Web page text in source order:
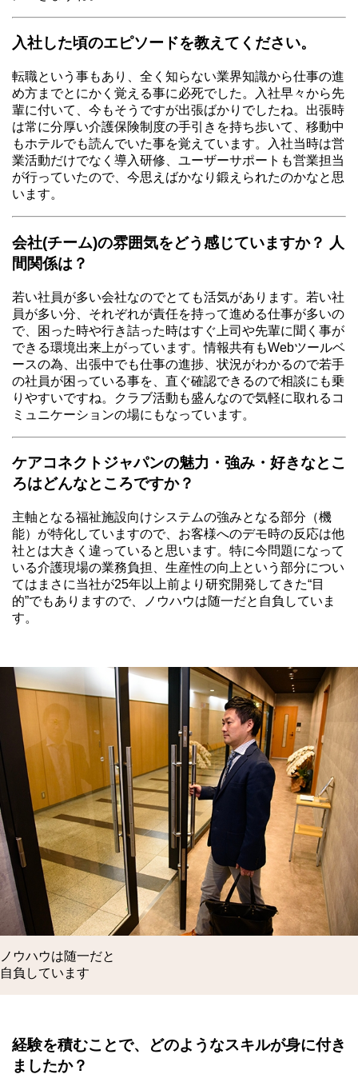
入社した頃のエピソードを教えてください。
転職という事もあり、全く知らない業界知識から仕事の進
め方までとにかく覚える事に必死でした。入社早々から先
輩に付いて、今もそうですが出張ばかりでしたね。出張時
は常に分厚い介護保険制度の手引きを持ち歩いて、移動中
もホテルでも読んでいた事を覚えています。入社当時は営
業活動だけでなく導入研修、ユーザーサポートも営業担当
が行っていたので、今思えばかなり鍛えられたのかなと思
います。
会社(チーム)の雰囲気をどう感じていますか？ 人
間関係は？
若い社員が多い会社なのでとても活気があります。若い社
員が多い分、それぞれが責任を持って進める仕事が多いの
で、困った時や行き詰った時はすぐ上司や先輩に聞く事が
できる環境出来上がっています。情報共有もWebツールベ
ースの為、出張中でも仕事の進捗、状況がわかるので若手
の社員が困っている事を、直ぐ確認できるので相談にも乗
りやすいですね。クラブ活動も盛んなので気軽に取れるコ
ミュニケーションの場にもなっています。
ケアコネクトジャパンの魅力・強み・好きなとこ
ろはどんなところですか？
主軸となる福祉施設向けシステムの強みとなる部分（機
能）が特化していますので、お客様へのデモ時の反応は他
社とは大きく違っていると思います。特に今問題になって
いる介護現場の業務負担、生産性の向上という部分につい
てはまさに当社が25年以上前より研究開発してきた“目
的”でもありますので、ノウハウは随一だと自負していま
す。
ノウハウは随一だと
自負しています
経験を積むことで、どのようなスキルが身に付き
ましたか？